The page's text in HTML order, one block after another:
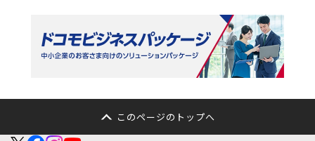
このページのトップへ